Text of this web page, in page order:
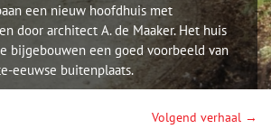
een nieuw hoofdhuis met
door architect A. de Maaker. Het huis
bijgebouwen een goed voorbeeld van
eeuwse buitenplaats.
Volgend verhaal →